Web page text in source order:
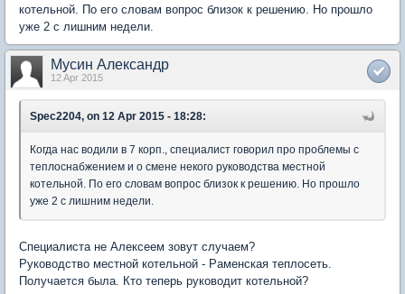
котельной. По его словам вопрос близок к решению. Но прошло
уже 2 с лишним недели.
Мусин Александр
12 Apr 2015
Spec2204, on 12 Apr 2015 - 18:28:
Когда нас водили в 7 корп., специалист говорил про проблемы с
теплоснабжением и о смене некого руководства местной
котельной. По его словам вопрос близок к решению. Но прошло
уже 2 с лишним недели.
Специалиста не Алексеем зовут случаем?
Руководство местной котельной - Раменская теплосеть.
Получается была. Кто теперь руководит котельной?